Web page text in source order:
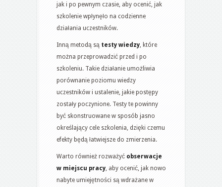
jak i po pewnym czasie, aby ocenić, jak
szkolenie wpłynęło na codzienne
działania uczestników.
Inną metodą są testy wiedzy , które
można przeprowadzić przed i po
szkoleniu. Takie działanie umożliwia
porównanie poziomu wiedzy
uczestników i ustalenie, jakie postępy
zostały poczynione. Testy te powinny
być skonstruowane w sposób jasno
określający cele szkolenia, dzięki czemu
efekty będą łatwiejsze do zmierzenia.
Warto również rozważyć obserwacje
w miejscu pracy , aby ocenić, jak nowo
nabyte umiejętności są wdrażane w